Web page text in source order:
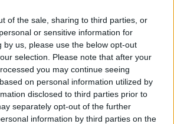
of the sale, sharing to third parties, or
or sensitive information for
by us, please use the below opt-out
selection. Please note that after your
you may continue seeing
on personal information utilized by
disclosed to third parties prior to
separately opt-out of the further
information by third parties on the
ARTYKUŁY